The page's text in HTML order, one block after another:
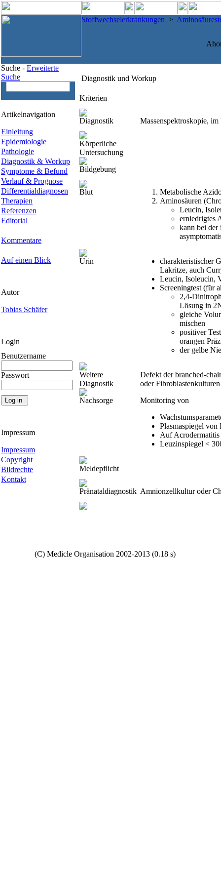
Stoffwechselerkrankungen >
Suche - Erweiterte
Suche
Artikelnavigation
Einleitung
Epidemiologie
Pathologie
Diagnostik & Workup
Symptome & Befund
Verlauf & Prognose
Differentialdiagnosen
Therapien
Referenzen
Editorial
Kommentare
Auf einen Blick
Autor
Tobias Schäfer
Login
Benutzername
Passwort
Impressum
Impressum
Copyright
Bildrechte
Kontakt
Diagnostik und Workup
Kriterien
Diagnostik Massenspektroskopie,
Körperliche
Untersuchung
Bildgebung
Blut
Metabolische
Aminosäuren
Leucin,
erniedrigtes
kann bei der
Urin
charakteristischer
Lakritze, auch
Leucin, Isoleucin,
Screeningtest (für
2,4-
Lösung in
gleiche
mischen
positiver
orangen
der gelbe
Weitere
Diagnostik
Defekt der branched-
oder Fibroblastenkulturen
Nachsorge
Monitoring von
Plasmaspiegel
Auf Acrodermatitis
Leuzinspiegel <
Meldepflicht
Pränataldiagnostik Amnionzellkultur oder
(C) Medicle Organisation 2002-2013 (0.18 s)